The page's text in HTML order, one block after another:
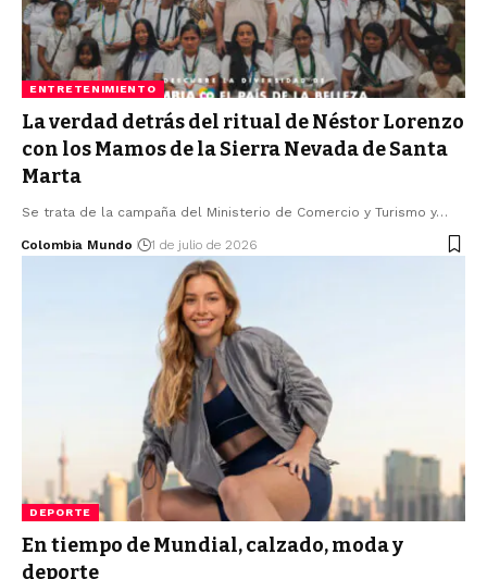
ENTRETENIMIENTO
La verdad detrás del ritual de Néstor Lorenzo
con los Mamos de la Sierra Nevada de Santa
Marta
Se trata de la campaña del Ministerio de Comercio y Turismo y…
Colombia Mundo 1 de julio de 2026
DEPORTE
En tiempo de Mundial, calzado, moda y
deporte